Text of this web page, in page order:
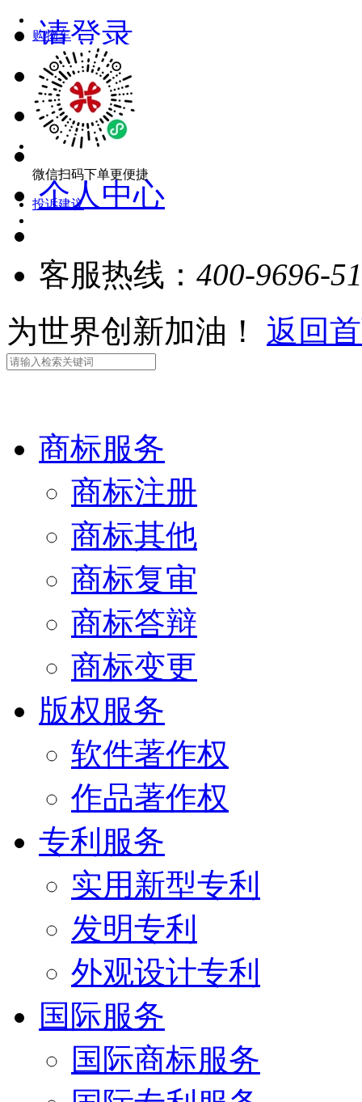
请登录
注册
个人中心
客服热线： 400-9696-
为世界创新加油！
返回
商标服务
商标注册
商标其他
商标复审
商标答辩
商标变更
版权服务
软件著作权
作品著作权
专利服务
实用新型专利
发明专利
外观设计专利
国际服务
国际商标服务
购物车
微信扫码下单更便捷
投诉建议